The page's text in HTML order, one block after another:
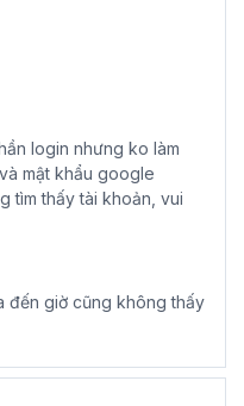
login nhưng ko làm
mật khẩu google
tìm thấy tài khoản, vui
đến giờ cũng không thấy